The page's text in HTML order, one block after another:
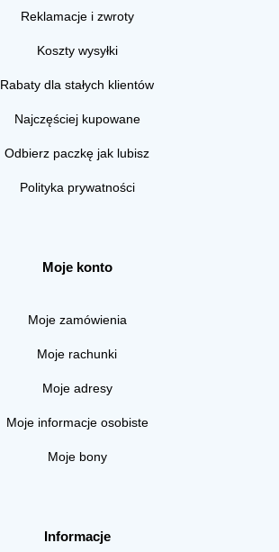
Reklamacje i zwroty
Koszty wysyłki
Rabaty dla stałych klientów
Najczęściej kupowane
Odbierz paczkę jak lubisz
Polityka prywatności
Moje konto
Moje zamówienia
Moje rachunki
Moje adresy
Moje informacje osobiste
Moje bony
Informacje